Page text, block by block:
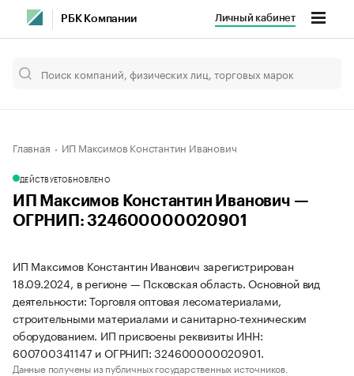
РБК Компании Личный кабинет
Главная ИП Максимов Константин Иванович
ДЕЙСТВУЕТОБНОВЛЕНО
ИП Максимов Константин Иванович —
ОГРНИП: 324600000020901
ИП Максимов Константин Иванович зарегистрирован
18.09.2024, в регионе — Псковская область. Основной вид
деятельности: Торговля оптовая лесоматериалами,
строительными материалами и санитарно-техническим
оборудованием. ИП присвоены реквизиты ИНН:
600700341147 и ОГРНИП: 324600000020901.
Данные получены из публичных государственных источников.